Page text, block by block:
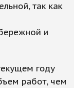
так как
и
году
работ, чем